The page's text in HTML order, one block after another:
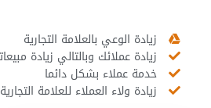
زيادة الوعي بالعلامة التجارية
زيادة عملائك وبالتالي زيادة
خدمة عملاء بشكل دائما
زيادة ولاء العملاء للعلامة التجارية